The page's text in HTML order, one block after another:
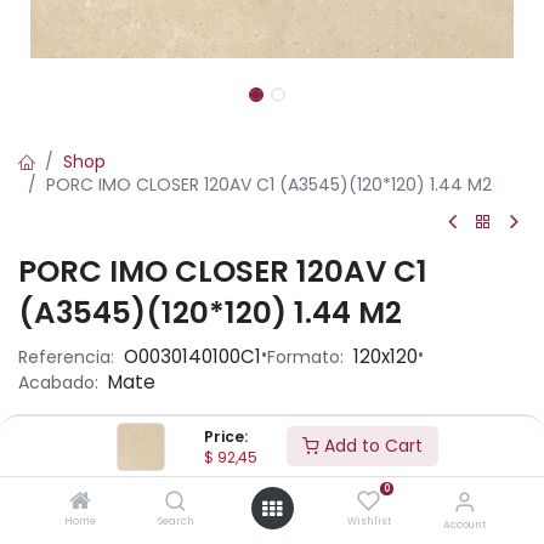
Price:
$ 92,45 Add to Cart
Home Search
0
Wishlist Account
Shop
PORC IMO CLOSER 120AV C1 (A3545)(120*120) 1.44 M2
PORC IMO CLOSER 120AV C1
(A3545)(120*120) 1.44 M2
Referencia: O0030140100C1•Formato: 120x120•
Acabado: Mate